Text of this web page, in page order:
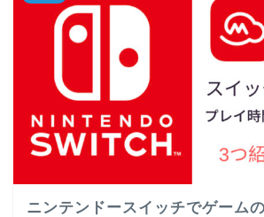
ニンテンドースイッチでゲーム